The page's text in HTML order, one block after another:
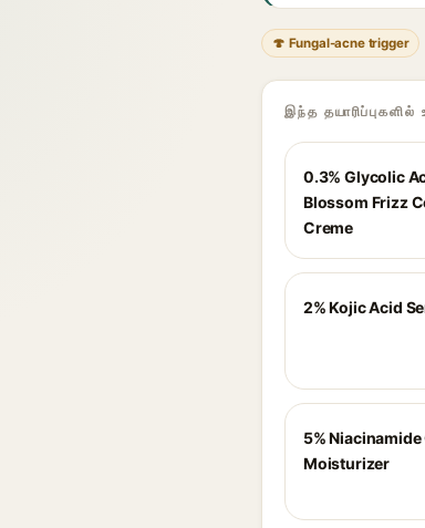
🍄 Fungal-acne trigger
இந்த தயாரிப்புகளில்
0.3% Glycolic
Blossom Frizz
Creme
2% Kojic Acid
5%
Moisturizer